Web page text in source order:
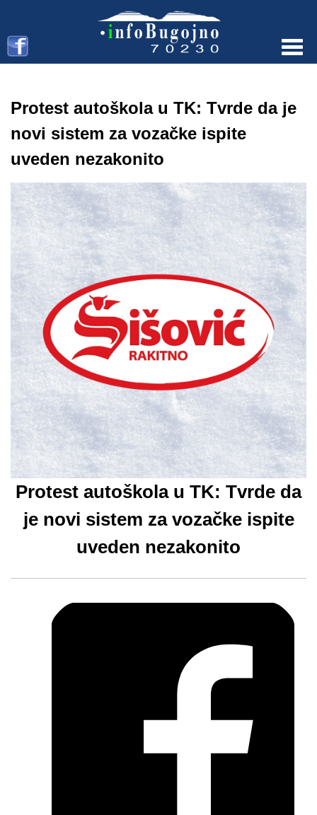
Protest autoškola u TK: Tvrde da je
novi sistem za vozačke ispite
uveden nezakonito
Protest autoškola u TK: Tvrde da
je novi sistem za vozačke ispite
uveden nezakonito